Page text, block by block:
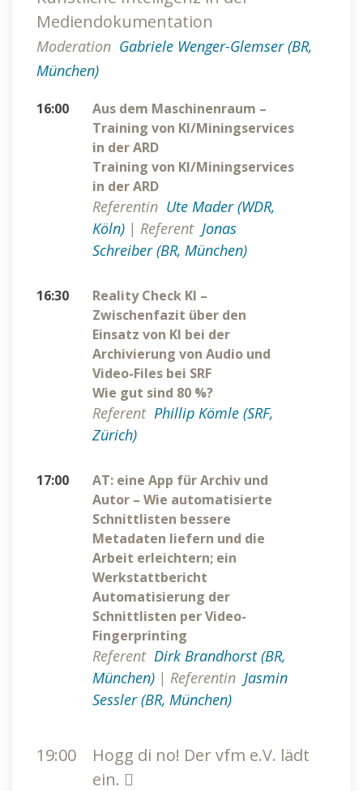
Mediendokumentation
Moderation Gabriele Wenger-Glemser (BR,
München)
16:00
Aus dem Maschinenraum –
Training von KI/Miningservices
in der ARD
Training von KI/Miningservices
in der ARD
Referentin Ute Mader (WDR,
Köln) | Referent Jonas
Schreiber (BR, München)
16:30
Reality Check KI –
Zwischenfazit über den
Einsatz von KI bei der
Archivierung von Audio und
Video-Files bei SRF
Wie gut sind 80 %?
Referent Phillip Kömle (SRF,
Zürich)
17:00
AT: eine App für Archiv und
Autor – Wie automatisierte
Schnittlisten bessere
Metadaten liefern und die
Arbeit erleichtern; ein
Werkstattbericht
Automatisierung der
Schnittlisten per Video-
Fingerprinting
Referent Dirk Brandhorst (BR,
München) | Referentin Jasmin
Sessler (BR, München)
19:00
Hogg di no! Der vfm e.V. lädt
ein.